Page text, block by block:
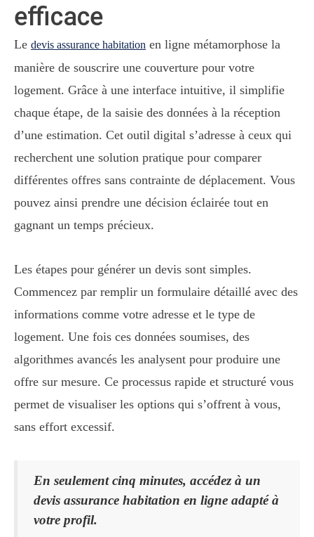
efficace
Le devis assurance habitation en ligne métamorphose la
manière de souscrire une couverture pour votre
logement. Grâce à une interface intuitive, il simplifie
chaque étape, de la saisie des données à la réception
d’une estimation. Cet outil digital s’adresse à ceux qui
recherchent une solution pratique pour comparer
différentes offres sans contrainte de déplacement. Vous
pouvez ainsi prendre une décision éclairée tout en
gagnant un temps précieux.
Les étapes pour générer un devis sont simples.
Commencez par remplir un formulaire détaillé avec des
informations comme votre adresse et le type de
logement. Une fois ces données soumises, des
algorithmes avancés les analysent pour produire une
offre sur mesure. Ce processus rapide et structuré vous
permet de visualiser les options qui s’offrent à vous,
sans effort excessif.
En seulement cinq minutes, accédez à un
devis assurance habitation en ligne adapté à
votre profil.